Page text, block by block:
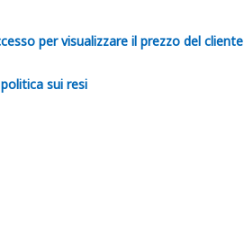
per visualizzare il prezzo del cliente
politica sui resi